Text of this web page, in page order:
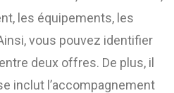
les équipements, les
vous pouvez identifier
deux offres. De plus, il
inclut l’accompagnement